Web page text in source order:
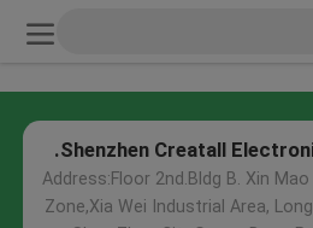
Shenzhen Creatall
Address:Floor 2nd.Bldg B. Xin
Zone,Xia Wei Industrial Area,